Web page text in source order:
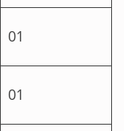
01
01